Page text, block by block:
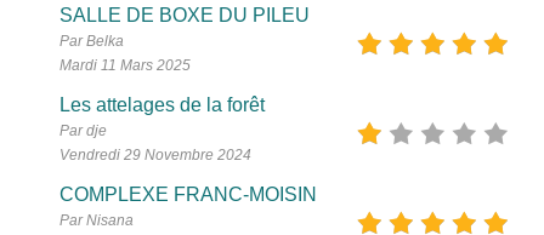
SALLE DE BOXE DU PILEU
Par Belka
Mardi 11 Mars 2025
Les attelages de la forêt
Par dje
Vendredi 29 Novembre 2024
COMPLEXE FRANC-MOISIN
Par Nisana